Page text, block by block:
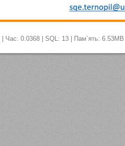
| Час: 0.0368 | SQL: 13 | Пам`ять: 6.53MB